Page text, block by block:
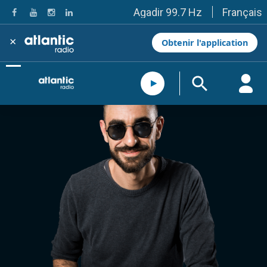
Agadir 99.7 Hz
Tanger 103.3 Hz
Tétouan 87.8 Hz
Fès 98.8 Hz
Meknès 97.2 Hz
El Jadida 97.3
Settat 104,6
Essaouira 96.6
Safi 92.3
Taza 103.0
Taounate 95.6
Tiznit 103.1
SkhourRhamna 92.2
Taroudant 104.9
Guelmim 91.9
Tan-Tan 95.2
Tafraout 104.9
Casablanca 92.5 Hz
Rabat, Salé 106.9 Hz
Marrakech 90.5 Hz
Français
× Obtenir l'application